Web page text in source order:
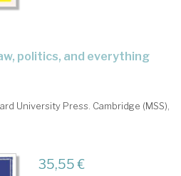
University Press. Cambridge (MSS),
35,55 €